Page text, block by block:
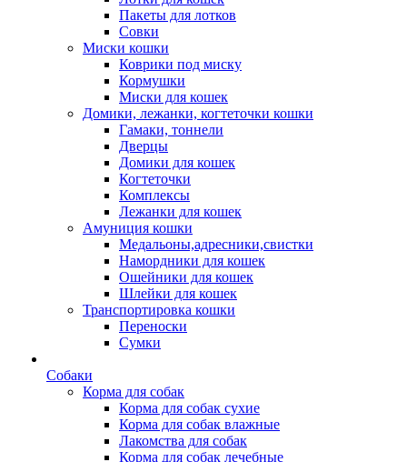
Пакеты для лотков
Совки
Миски кошки
Коврики под миску
Кормушки
Миски для кошек
Домики, лежанки, когтеточки кошки
Гамаки, тоннели
Дверцы
Домики для кошек
Когтеточки
Комплексы
Лежанки для кошек
Амуниция кошки
Медальоны,адресники,свистки
Намордники для кошек
Ошейники для кошек
Шлейки для кошек
Транспортировка кошки
Переноски
Сумки
Собаки
Корма для собак
Корма для собак сухие
Корма для собак влажные
Лакомства для собак
Корма для собак лечебные